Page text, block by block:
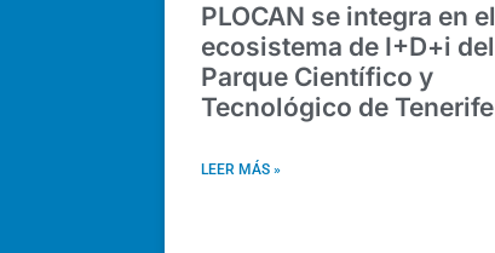
PLOCAN se integra en el
ecosistema de I+D+i del
Parque Científico y
Tecnológico de Tenerife
LEER MÁS »